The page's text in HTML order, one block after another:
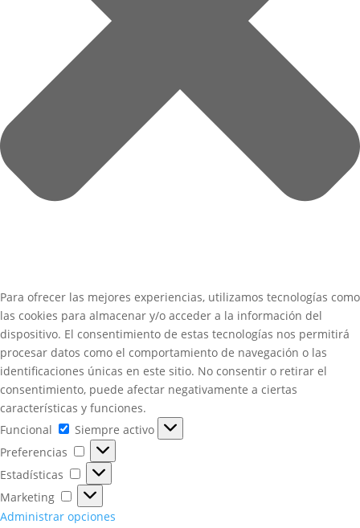
Para ofrecer las mejores experiencias, utilizamos tecnologías como
las cookies para almacenar y/o acceder a la información del
dispositivo. El consentimiento de estas tecnologías nos permitirá
procesar datos como el comportamiento de navegación o las
identificaciones únicas en este sitio. No consentir o retirar el
consentimiento, puede afectar negativamente a ciertas
características y funciones.
Funcional
Funcional
Siempre activo
Preferencias
Preferencias
Estadísticas
Estadísticas
Marketing
Marketing
Administrar opciones